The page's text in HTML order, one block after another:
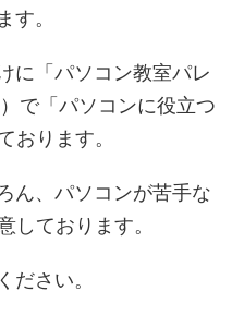
す。
に「パソコン教室パレ
で「パソコンに役立つ
おります。
ん、パソコンが苦手な
しております。
ださい。